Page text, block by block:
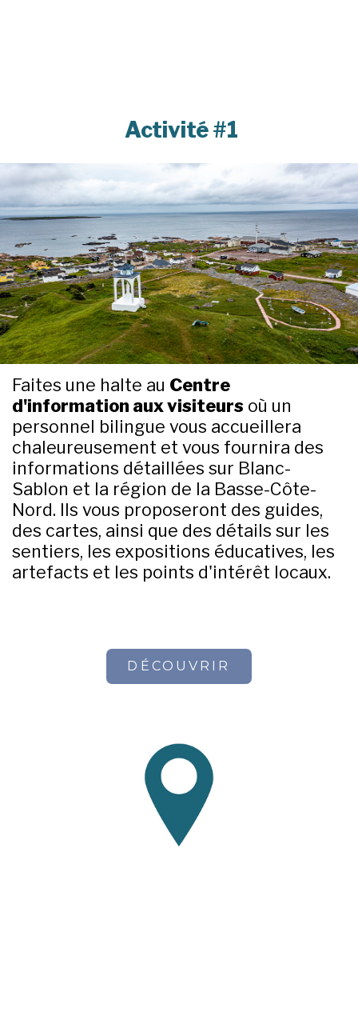
Activité #1
Faites une halte au Centre
d'information aux visiteurs où un
personnel bilingue vous accueillera
chaleureusement et vous fournira des
informations détaillées sur Blanc-
Sablon et la région de la Basse-Côte-
Nord. Ils vous proposeront des guides,
des cartes, ainsi que des détails sur les
sentiers, les expositions éducatives, les
artefacts et les points d'intérêt locaux.
DÉCOUVRIR